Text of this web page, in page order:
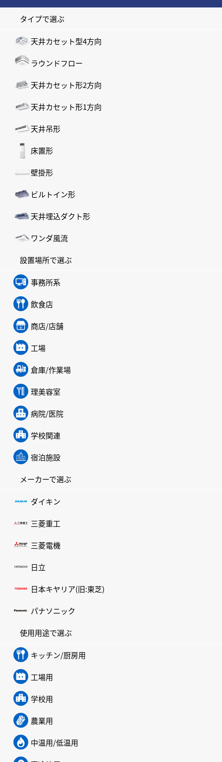
タイプで選ぶ
天井カセット型4方向
ラウンドフロー
天井カセット形2方向
天井カセット形1方向
天井吊形
床置形
壁掛形
ビルトイン形
天井埋込ダクト形
ワンダ風流
設置場所で選ぶ
事務所系
飲食店
商店/店舗
工場
倉庫/作業場
理美容室
病院/医院
学校関連
宿泊施設
メーカーで選ぶ
ダイキン
三菱重工
三菱電機
日立
日本キヤリア(旧:東芝)
パナソニック
使用用途で選ぶ
キッチン/厨房用
工場用
学校用
農業用
中温用/低温用